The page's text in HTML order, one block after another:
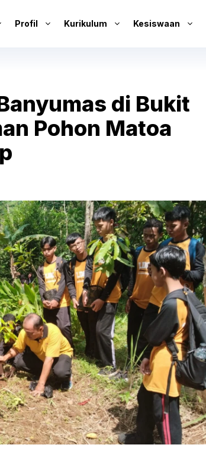
Profil Kurikulum Kesiswaan
di Bukit
Pohon Matoa